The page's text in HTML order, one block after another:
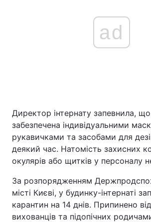
ad
Директор інтернату запевнила,
забезпечена індивідуальними
рукавичками та засобами для
деякий час. Натомість захисних
окулярів або щитків у персоналу
За розпорядженням
місті Києві, у будинку-інтернаті
карантин на 14 днів. Припинено
вихованців та підопічних